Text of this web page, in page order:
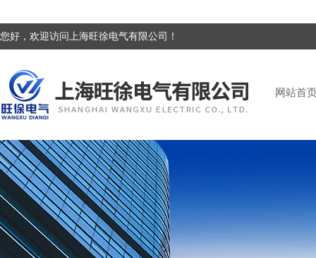
您好，欢迎访问上海旺徐电气有限公司！
网站首